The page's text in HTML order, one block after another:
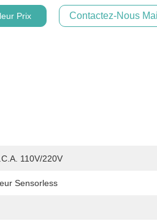
Prix Contactez-Nous
110V/220V
Sensorless